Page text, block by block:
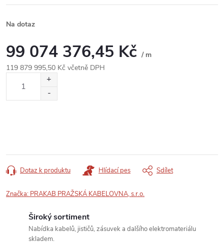
Na dotaz
99 074 376,45 Kč / m
119 879 995,50 Kč včetně DPH
Dotaz k produktu Hlídací pes Sdílet
Značka: PRAKAB PRAŽSKÁ KABELOVNA, s.r.o.
Široký sortiment
Nabídka kabelů, jističů, zásuvek a dalšího elektromateriálu
skladem.